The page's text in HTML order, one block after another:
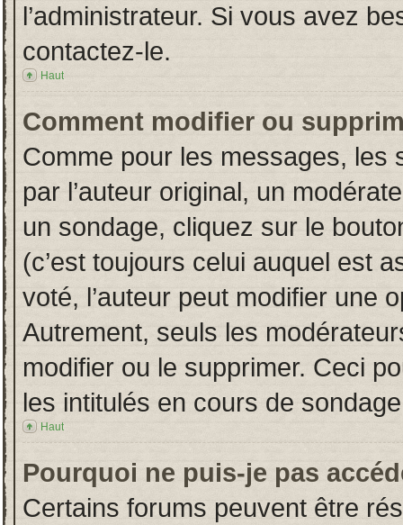
l’administrateur. Si vous avez
contactez-le.
Haut
Comment modifier ou
Comme pour les messages, les
par l’auteur original, un
un sondage, cliquez sur le
(c’est toujours celui auquel est
voté, l’auteur peut modifier une
Autrement, seuls les
modifier ou le supprimer. Ceci
les intitulés en cours de
Haut
Pourquoi ne puis-je pas
Certains forums peuvent être